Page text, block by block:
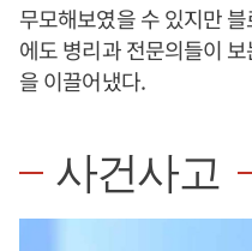
무모해보였을 수 있지만
에도 병리과 전문의들이
을 이끌어냈다.
사건사고